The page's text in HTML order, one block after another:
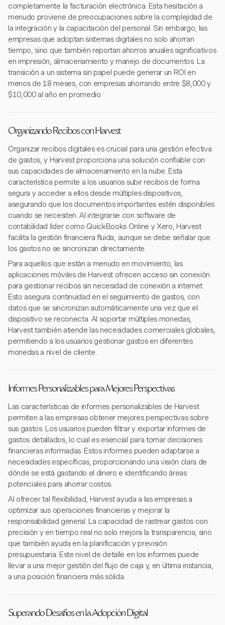
completamente la facturación electrónica. Esta hesitación a
menudo proviene de preocupaciones sobre la complejidad de
la integración y la capacitación del personal. Sin embargo, las
empresas que adoptan sistemas digitales no solo ahorran
tiempo, sino que también reportan ahorros anuales significativos
en impresión, almacenamiento y manejo de documentos. La
transición a un sistema sin papel puede generar un ROI en
menos de 18 meses, con empresas ahorrando entre $8,000 y
$10,000 al año en promedio.
Organizando Recibos con Harvest
Organizar recibos digitales es crucial para una gestión efectiva
de gastos, y Harvest proporciona una solución confiable con
sus capacidades de almacenamiento en la nube. Esta
característica permite a los usuarios subir recibos de forma
segura y acceder a ellos desde múltiples dispositivos,
asegurando que los documentos importantes estén disponibles
cuando se necesiten. Al integrarse con software de
contabilidad líder como QuickBooks Online y Xero, Harvest
facilita la gestión financiera fluida, aunque se debe señalar que
los gastos no se sincronizan directamente.
Para aquellos que están a menudo en movimiento, las
aplicaciones móviles de Harvest ofrecen acceso sin conexión
para gestionar recibos sin necesidad de conexión a internet.
Esto asegura continuidad en el seguimiento de gastos, con
datos que se sincronizan automáticamente una vez que el
dispositivo se reconecta. Al soportar múltiples monedas,
Harvest también atiende las necesidades comerciales globales,
permitiendo a los usuarios gestionar gastos en diferentes
monedas a nivel de cliente.
Informes Personalizables para Mejores Perspectivas
Las características de informes personalizables de Harvest
permiten a las empresas obtener mejores perspectivas sobre
sus gastos. Los usuarios pueden filtrar y exportar informes de
gastos detallados, lo cual es esencial para tomar decisiones
financieras informadas. Estos informes pueden adaptarse a
necesidades específicas, proporcionando una visión clara de
dónde se está gastando el dinero e identificando áreas
potenciales para ahorrar costos.
Al ofrecer tal flexibilidad, Harvest ayuda a las empresas a
optimizar sus operaciones financieras y mejorar la
responsabilidad general. La capacidad de rastrear gastos con
precisión y en tiempo real no solo mejora la transparencia, sino
que también ayuda en la planificación y previsión
presupuestaria. Este nivel de detalle en los informes puede
llevar a una mejor gestión del flujo de caja y, en última instancia,
a una posición financiera más sólida.
Superando Desafíos en la Adopción Digital